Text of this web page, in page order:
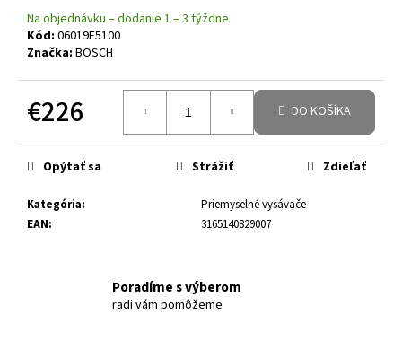
Na objednávku – dodanie 1 – 3 týždne
Kód: 06019E5100
Značka: BOSCH
€226 DO KOŠÍKA
Kategória:
Priemyselné vysávače
EAN: 3165140829007
Opýtať sa Strážiť Zdieľať
Poradíme s výberom
radi vám pomôžeme
HĽADAŤ